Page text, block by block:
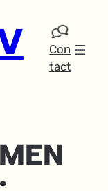
Con
tact